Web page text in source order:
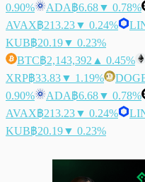
0.90%
ADA฿6.68▼ 0.78%
AVAX฿213.23▼ 0.24%
KUB฿20.19▼ 0.23%
BTC฿2,143,392 ▲ 0.45%
XRP฿33.83▼ 1.19%
0.90%
ADA฿6.68▼ 0.78%
AVAX฿213.23▼ 0.24%
KUB฿20.19▼ 0.23%